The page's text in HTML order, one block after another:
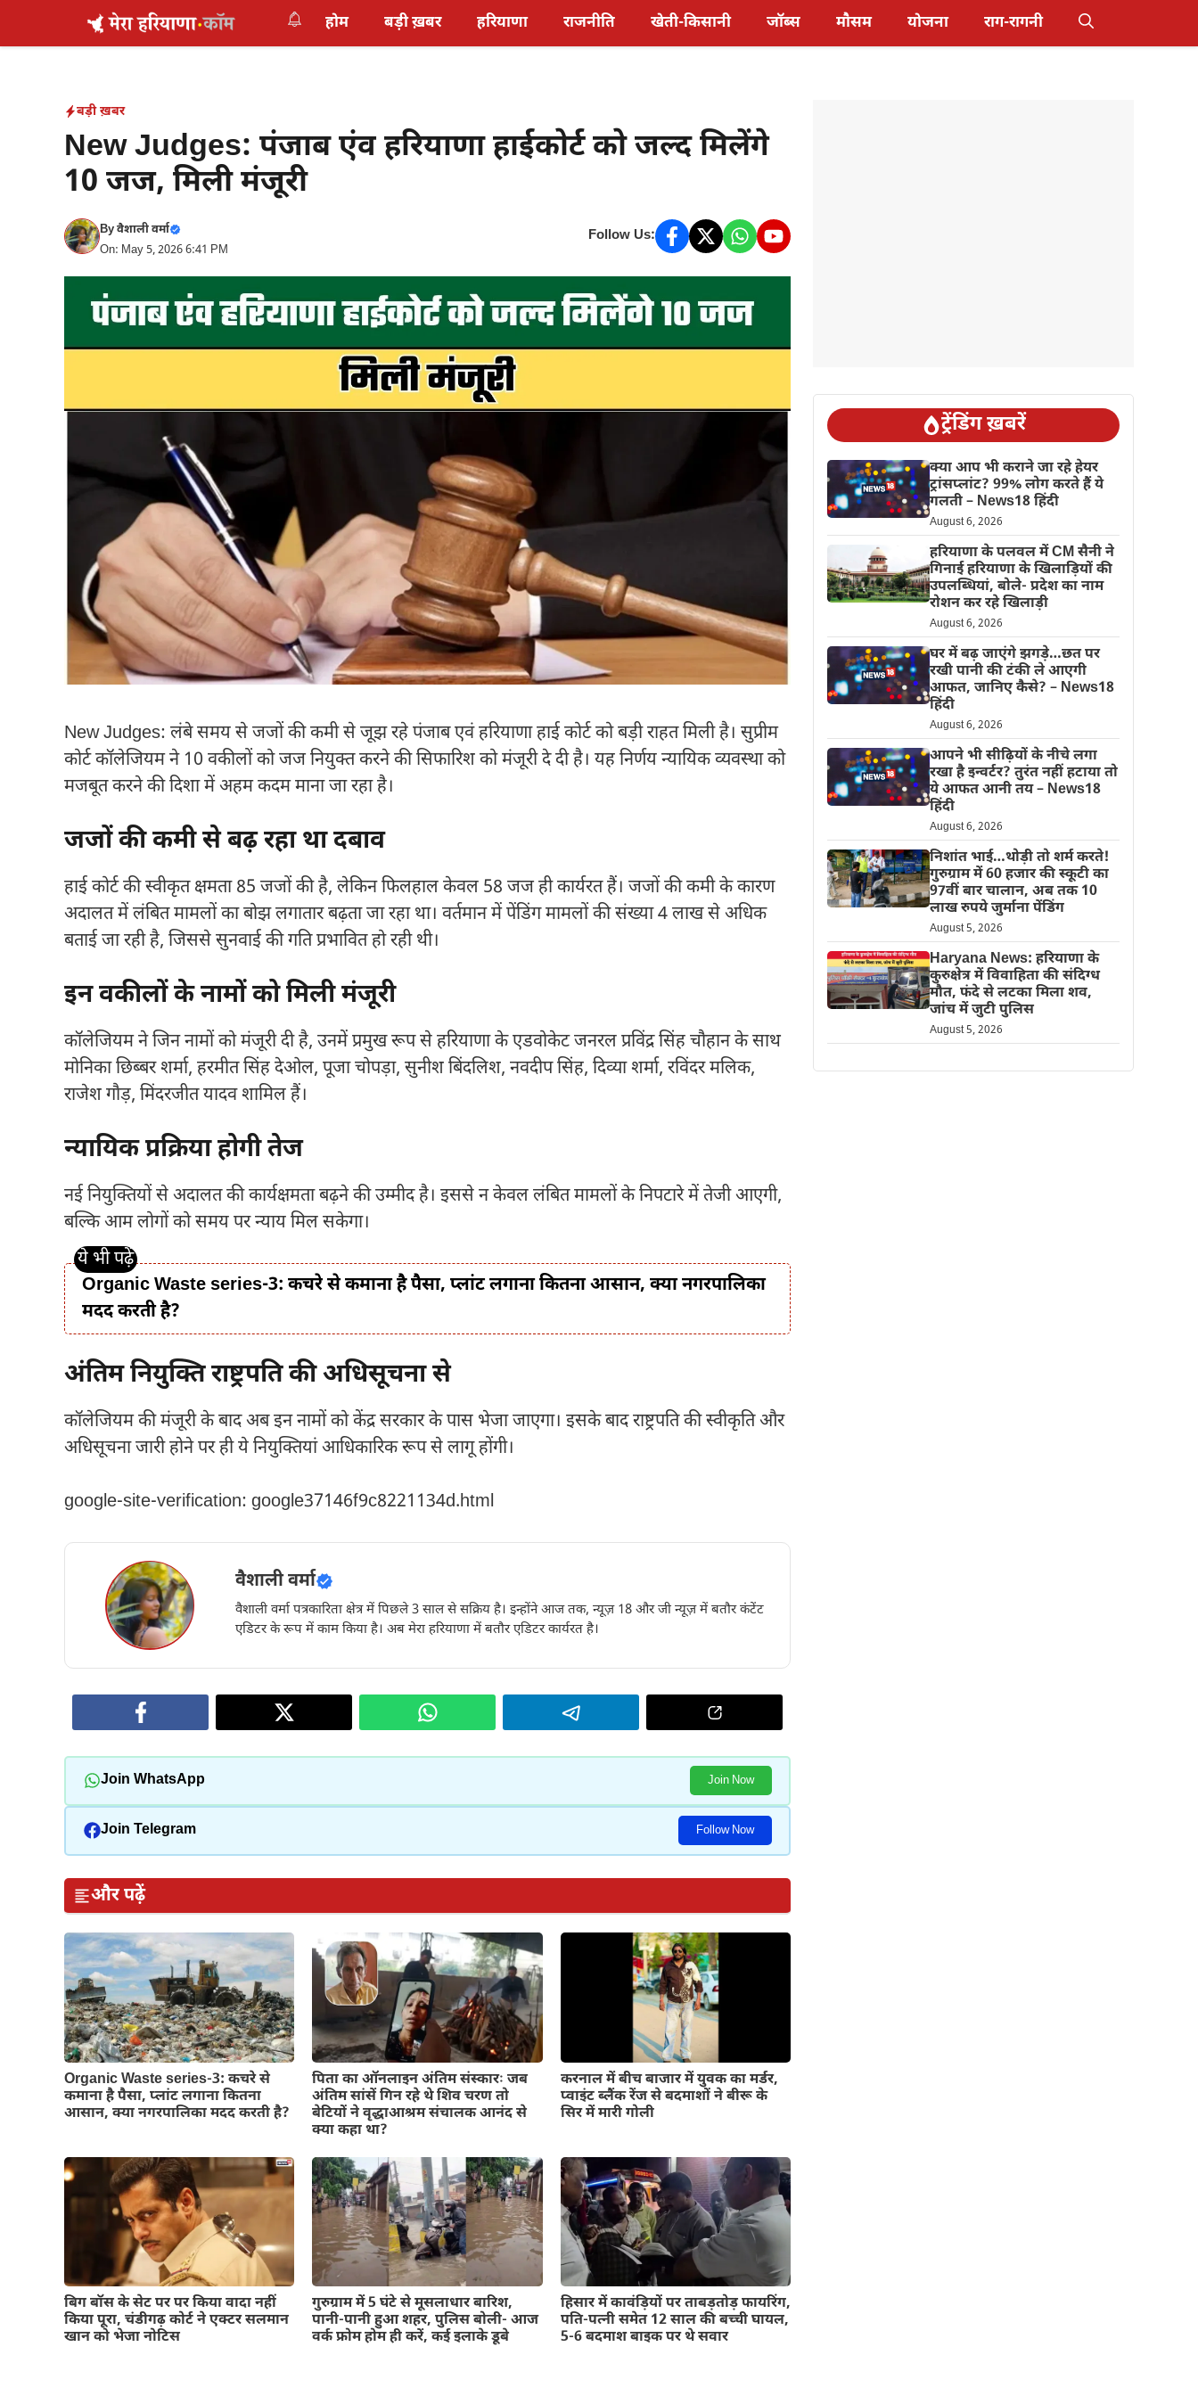
होम बड़ी ख़बर हरियाणा राजनीति खेती-किसानी जॉब्स मौसम योजना राग-रागनी
बड़ी ख़बर
New Judges: पंजाब एंव हरियाणा हाईकोर्ट को जल्द मिलेंगे
10 जज, मिली मंजूरी
Byवैशाली वर्मा
On: May 5, 2026 6:41 PM
Follow Us:
New Judges: लंबे समय से जजों की कमी से जूझ रहे पंजाब एवं हरियाणा हाई कोर्ट को बड़ी राहत मिली है। सुप्रीम
कोर्ट कॉलेजियम ने 10 वकीलों को जज नियुक्त करने की सिफारिश को मंजूरी दे दी है। यह निर्णय न्यायिक व्यवस्था को
मजबूत करने की दिशा में अहम कदम माना जा रहा है।
जजों की कमी से बढ़ रहा था दबाव
हाई कोर्ट की स्वीकृत क्षमता 85 जजों की है, लेकिन फिलहाल केवल 58 जज ही कार्यरत हैं। जजों की कमी के कारण
अदालत में लंबित मामलों का बोझ लगातार बढ़ता जा रहा था। वर्तमान में पेंडिंग मामलों की संख्या 4 लाख से अधिक
बताई जा रही है, जिससे सुनवाई की गति प्रभावित हो रही थी।
इन वकीलों के नामों को मिली मंजूरी
कॉलेजियम ने जिन नामों को मंजूरी दी है, उनमें प्रमुख रूप से हरियाणा के एडवोकेट जनरल प्रविंद्र सिंह चौहान के साथ
मोनिका छिब्बर शर्मा, हरमीत सिंह देओल, पूजा चोपड़ा, सुनीश बिंदलिश, नवदीप सिंह, दिव्या शर्मा, रविंदर मलिक,
राजेश गौड़, मिंदरजीत यादव शामिल हैं।
न्यायिक प्रक्रिया होगी तेज
नई नियुक्तियों से अदालत की कार्यक्षमता बढ़ने की उम्मीद है। इससे न केवल लंबित मामलों के निपटारे में तेजी आएगी,
बल्कि आम लोगों को समय पर न्याय मिल सकेगा।
Organic Waste series-3: कचरे से कमाना है पैसा, प्लांट लगाना कितना आसान, क्या नगरपालिका
मदद करती है?
अंतिम नियुक्ति राष्ट्रपति की अधिसूचना से
कॉलेजियम की मंजूरी के बाद अब इन नामों को केंद्र सरकार के पास भेजा जाएगा। इसके बाद राष्ट्रपति की स्वीकृति और
अधिसूचना जारी होने पर ही ये नियुक्तियां आधिकारिक रूप से लागू होंगी।
google-site-verification: google37146f9c8221134d.html
वैशाली वर्मा
वैशाली वर्मा पत्रकारिता क्षेत्र में पिछले 3 साल से सक्रिय है। इन्होंने आज तक, न्यूज़ 18 और जी न्यूज़ में बतौर कंटेंट
एडिटर के रूप में काम किया है। अब मेरा हरियाणा में बतौर एडिटर कार्यरत है।
Join WhatsApp Join Now
Join Telegram Follow Now
और पढ़ें
Organic Waste series-3: कचरे से
कमाना है पैसा, प्लांट लगाना कितना
आसान, क्या नगरपालिका मदद करती है?
पिता का ऑनलाइन अंतिम संस्कारः जब
अंतिम सांसें गिन रहे थे शिव चरण तो
बेटियों ने वृद्धाआश्रम संचालक आनंद से
क्या कहा था?
करनाल में बीच बाजार में युवक का मर्डर,
प्वाइंट ब्लैंक रेंज से बदमाशों ने बीरू के
सिर में मारी गोली
बिग बॉस के सेट पर पर किया वादा नहीं
किया पूरा, चंडीगढ़ कोर्ट ने एक्टर सलमान
खान को भेजा नोटिस
गुरुग्राम में 5 घंटे से मूसलाधार बारिश,
पानी-पानी हुआ शहर, पुलिस बोली- आज
वर्क फ्रोम होम ही करें, कई इलाके डूबे
हिसार में कावंड़ियों पर ताबड़तोड़ फायरिंग,
पति-पत्नी समेत 12 साल की बच्ची घायल,
5-6 बदमाश बाइक पर थे सवार
ट्रेंडिंग ख़बरें
क्या आप भी कराने जा रहे हेयर
ट्रांसप्लांट? 99% लोग करते हैं ये
गलती – News18 हिंदी
August 6, 2026
हरियाणा के पलवल में CM सैनी ने
गिनाई हरियाणा के खिलाड़ियों की
उपलब्धियां, बोले- प्रदेश का नाम
रोशन कर रहे खिलाड़ी
August 6, 2026
घर में बढ़ जाएंगे झगड़े…छत पर
रखी पानी की टंकी ले आएगी
आफत, जानिए कैसे? – News18
हिंदी
August 6, 2026
आपने भी सीढ़ियों के नीचे लगा
रखा है इन्वर्टर? तुरंत नहीं हटाया तो
ये आफत आनी तय – News18
हिंदी
August 6, 2026
निशांत भाई…थोड़ी तो शर्म करते!
गुरुग्राम में 60 हजार की स्कूटी का
97वीं बार चालान, अब तक 10
लाख रुपये जुर्माना पेंडिंग
August 5, 2026
Haryana News: हरियाणा के
कुरुक्षेत्र में विवाहिता की संदिग्ध
मौत, फंदे से लटका मिला शव,
जांच में जुटी पुलिस
August 5, 2026